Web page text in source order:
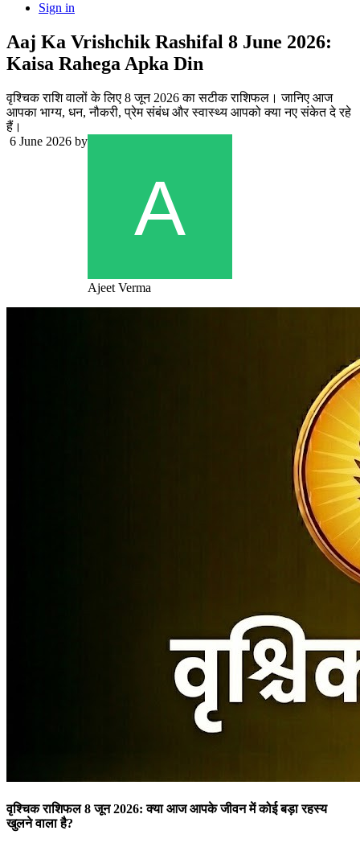
Sign in
Aaj Ka Vrishchik Rashifal 8 June 2026:
Kaisa Rahega Apka Din
वृश्चिक राशि वालों के लिए 8 जून 2026 का सटीक राशिफल। जानिए आज
आपका भाग्य, धन, नौकरी, प्रेम संबंध और स्वास्थ्य आपको क्या नए संकेत दे रहे
हैं।
6 June 2026 by
Ajeet Verma
वृश्चिक राशिफल 8 जून 2026: क्या आज आपके जीवन में कोई बड़ा रहस्य
खुलने वाला है?